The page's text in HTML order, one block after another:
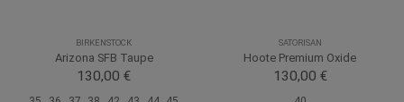
BIRKENSTOCK
Arizona SFB Taupe
130,00 €
SATORISAN
Hoote Premium Oxide
130,00 €